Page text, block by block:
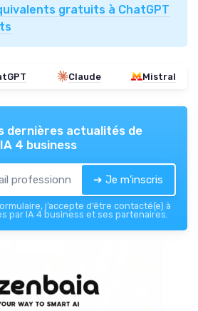
gratuits à ChatGPT
Claude Mistral
dernières actualités de
IA 4 business
➔ Je m'inscris
j’accepte d’être contacté(e) à
par IA 4 business et ses partenaires.